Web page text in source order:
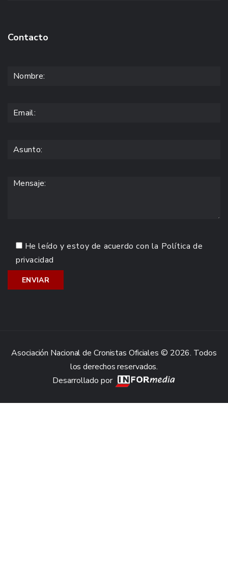
Contacto
He leído y estoy de acuerdo con la Política de
privacidad
Asociación Nacional de Cronistas Oficiales © 2026. Todos
los derechos reservados.
Desarrollado por